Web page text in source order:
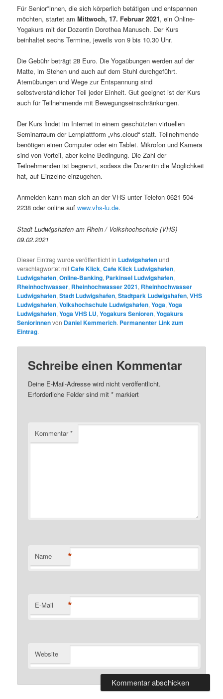
Für Senior*innen, die sich körperlich betätigen und entspannen
möchten, startet amMittwoch, 17. Februar 2021, ein Online-
Yogakurs mit der Dozentin Dorothea Manusch. Der Kurs
beinhaltet sechs Termine, jeweils von 9 bis 10.30 Uhr.
Die Gebühr beträgt 28 Euro. Die Yogaübungen werden auf der
Matte, im Stehen und auch auf dem Stuhl durchgeführt.
Atemübungen und Wege zur Entspannung sind
selbstverständlicher Teil jeder Einheit. Gut geeignet ist der Kurs
auch für Teilnehmende mit Bewegungseinschränkungen.
Der Kurs findet im Internet in einem geschützten virtuellen
Seminarraum der Lernplattform „vhs.cloud“ statt. Teilnehmende
benötigen einen Computer oder ein Tablet. Mikrofon und Kamera
sind von Vorteil, aber keine Bedingung. Die Zahl der
Teilnehmenden ist begrenzt, sodass die Dozentin die Möglichkeit
hat, auf Einzelne einzugehen.
Anmelden kann man sich an der VHS unter Telefon 0621 504-
2238 oder online aufwww.vhs-lu.de.
Stadt Ludwigshafen am Rhein / Volkshochschule (VHS)
09.02.2021
Dieser Eintrag wurde veröffentlicht in Ludwigshafenund
verschlagwortet mitCafe Klick,Cafe Klick Ludwigshafen,
Ludwigshafen,Online-Banking, Parkinsel Ludwigshafen,
Rheinhochwasser, Rheinhochwasser 2021, Rheinhochwasser
Ludwigshafen,Stadt Ludwigshafen,Stadtpark Ludwigshafen,VHS
Ludwigshafen,Volkshochschule Ludwigshafen,Yoga,Yoga
Ludwigshafen,Yoga VHS LU,Yogakurs Senioren,Yogakurs
Seniorinnenvon Daniel Kemmerich. Permanenter Link zum
Eintrag.
Schreibe einen Kommentar
Deine E-Mail-Adresse wird nicht veröffentlicht.
Erforderliche Felder sind mit* markiert
Kommentar*
Name *
E-Mail *
Website